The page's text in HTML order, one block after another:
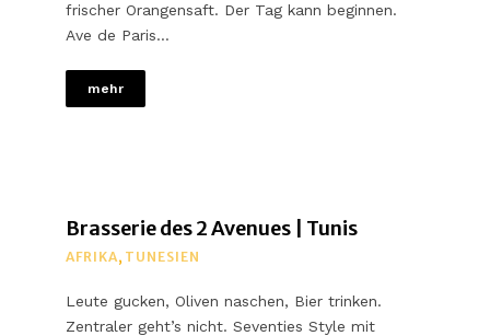
frischer Orangensaft. Der Tag kann beginnen.
Ave de Paris…
mehr
Brasserie des 2 Avenues | Tunis
AFRIKA, TUNESIEN
Leute gucken, Oliven naschen, Bier trinken.
Zentraler geht’s nicht. Seventies Style mit